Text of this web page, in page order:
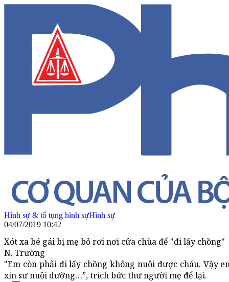
Hình sự & tố tụng hình sựHình sự
04/07/2019 10:42
Xót xa bé gái bị mẹ bỏ rơi nơi cửa chùa để "đi lấy chồng"
N. Trường
"Em còn phải đi lấy chồng không nuôi được cháu. Vậy
xin sư nuôi dưỡng…”, trích bức thư người mẹ để lại.